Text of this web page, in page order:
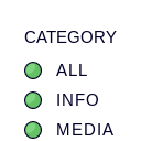
CATEGORY
ALL
INFO
MEDIA